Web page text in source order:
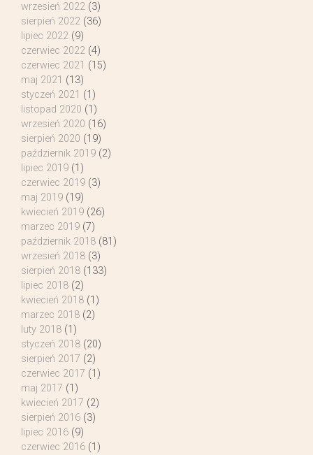
wrzesień 2022 (3)
sierpień 2022 (36)
lipiec 2022 (9)
czerwiec 2022 (4)
czerwiec 2021 (15)
maj 2021 (13)
styczeń 2021 (1)
listopad 2020 (1)
wrzesień 2020 (16)
sierpień 2020 (19)
październik 2019 (2)
lipiec 2019 (1)
czerwiec 2019 (3)
maj 2019 (19)
kwiecień 2019 (26)
marzec 2019 (7)
październik 2018 (81)
wrzesień 2018 (3)
sierpień 2018 (133)
lipiec 2018 (2)
kwiecień 2018 (1)
marzec 2018 (2)
luty 2018 (1)
styczeń 2018 (20)
sierpień 2017 (2)
czerwiec 2017 (1)
maj 2017 (1)
kwiecień 2017 (2)
sierpień 2016 (3)
lipiec 2016 (9)
czerwiec 2016 (1)